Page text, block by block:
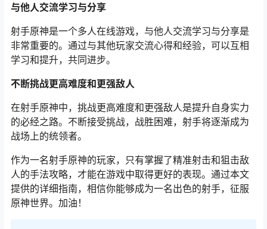
与他人交流学习与分享
射手原神是一个多人在线游戏，与他人交流学习与分享是
非常重要的。通过与其他玩家交流心得和经验，可以互相
学习和提升，共同进步。
不断挑战更高难度和更强敌人
在射手原神中，挑战更高难度和更强敌人是提升自身实力
的必经之路。不断接受挑战，战胜困难，射手将逐渐成为
战场上的统领者。
作为一名射手原神的玩家，只有掌握了精准射击和狙击敌
人的手法攻略，才能在游戏中取得更好的表现。通过本文
提供的详细指南，相信你能够成为一名出色的射手，征服
原神世界。加油！